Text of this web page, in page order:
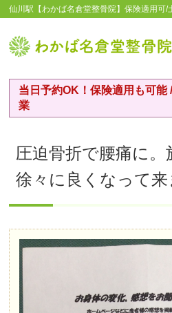
仙川駅【わかば名倉堂整骨院】保険適用可/
当日予約OK！保険適用も可能
業
圧迫骨折で腰痛に。
徐々に良くなって来